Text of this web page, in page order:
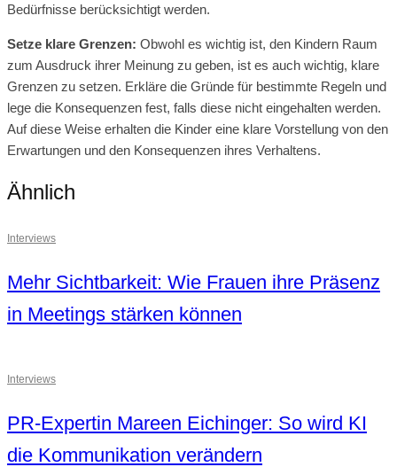
Bedürfnisse berücksichtigt werden.
Setze klare Grenzen: Obwohl es wichtig ist, den Kindern Raum
zum Ausdruck ihrer Meinung zu geben, ist es auch wichtig, klare
Grenzen zu setzen. Erkläre die Gründe für bestimmte Regeln und
lege die Konsequenzen fest, falls diese nicht eingehalten werden.
Auf diese Weise erhalten die Kinder eine klare Vorstellung von den
Erwartungen und den Konsequenzen ihres Verhaltens.
Ähnlich
Interviews
Mehr Sichtbarkeit: Wie Frauen ihre Präsenz
in Meetings stärken können
Interviews
PR-Expertin Mareen Eichinger: So wird KI
die Kommunikation verändern